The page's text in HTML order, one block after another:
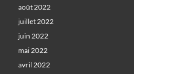
août 2022
juillet 2022
juin 2022
mai 2022
avril 2022